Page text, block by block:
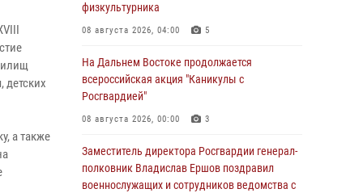
детских
а также
физкультурника
08 августа 2026, 04:00 5
На Дальнем Востоке продолжается
всероссийская акция "Каникулы с
Росгвардией"
08 августа 2026, 00:00 3
Заместитель директора Росгвардии генерал-
полковник Владислав Ершов поздравил
военнослужащих и сотрудников ведомства с